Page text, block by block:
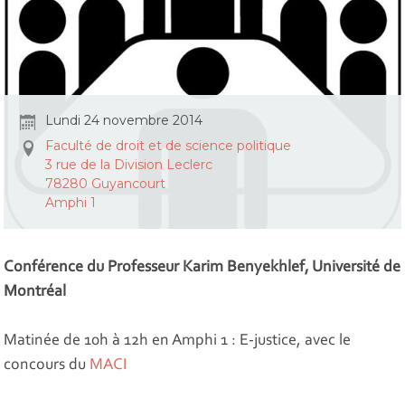
Lundi 24 novembre 2014
Faculté de droit et de science politique
3 rue de la Division Leclerc
78280 Guyancourt
Amphi 1
Conférence du Professeur Karim Benyekhlef, Université de
Montréal
Matinée de 10h à 12h en Amphi 1 : E-justice, avec le
concours du MACI